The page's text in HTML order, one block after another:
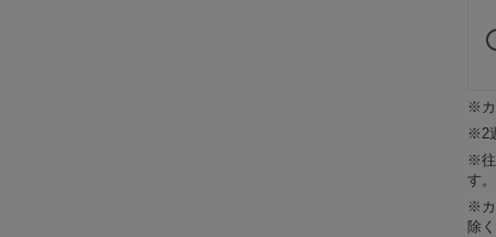
※カ
※2
※往
す。
※カ
除